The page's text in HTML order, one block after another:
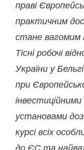
праві
практичним
стане вагомим
Тісні робочі
України у
при
установами
курсі всіх
до ЄС та